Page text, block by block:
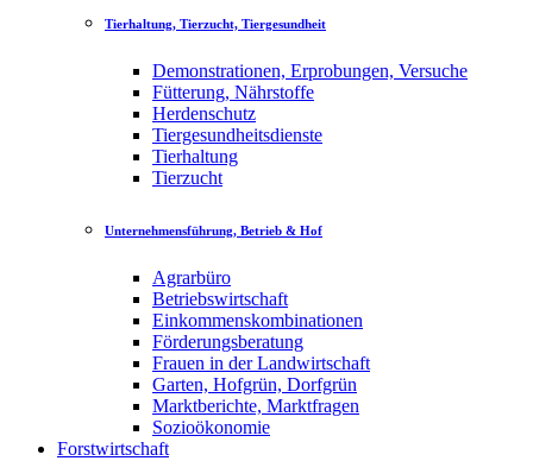
Tierhaltung, Tierzucht, Tiergesundheit
Demonstrationen, Erprobungen, Versuche
Fütterung, Nährstoffe
Herdenschutz
Tiergesundheitsdienste
Tierhaltung
Tierzucht
Unternehmensführung, Betrieb & Hof
Agrarbüro
Betriebswirtschaft
Einkommenskombinationen
Förderungsberatung
Frauen in der Landwirtschaft
Garten, Hofgrün, Dorfgrün
Marktberichte, Marktfragen
Sozioökonomie
Forstwirtschaft